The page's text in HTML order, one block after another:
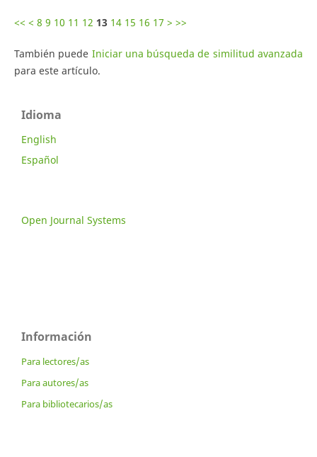
<< < 8 9 10 11 12 13 14 15 16 17 > >>
También puede Iniciar una búsqueda de similitud avanzada
para este artículo.
Idioma
English
Español
Open Journal Systems
Información
Para lectores/as
Para autores/as
Para bibliotecarios/as